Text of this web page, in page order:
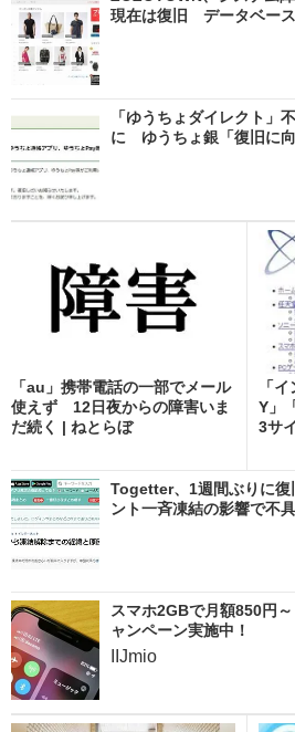
現在は復旧 データベー
「ゆうちょダイレクト」
に ゆうちょ銀「復旧に
「au」携帯電話の一部でメール
使えず 12日夜からの障害いま
だ続く | ねとらぼ
「
Y」
3サ
Togetter、1週間ぶりに
ント一斉凍結の影響で不
スマホ2GBで月額850円
ャンペーン実施中！
IIJmio